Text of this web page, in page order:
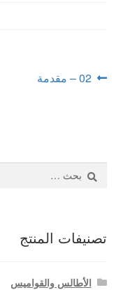
فروعنا
تصفّح
Previous
02 – مقدمة
عن:
تصنيفات المنتج
الأطالس والقواميس